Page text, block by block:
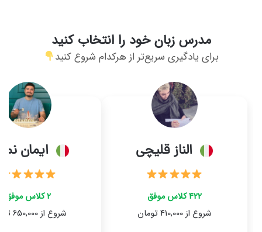
مدرس زبان خود را انتخاب کنید
برای یادگیری سریع‌تر از هرکدام شروع کنید
الناز قلیچی
422 کلاس موفق
شروع از 410,000 تومان
ایمان
2 کلاس موفق
شروع از 650,000 تومان